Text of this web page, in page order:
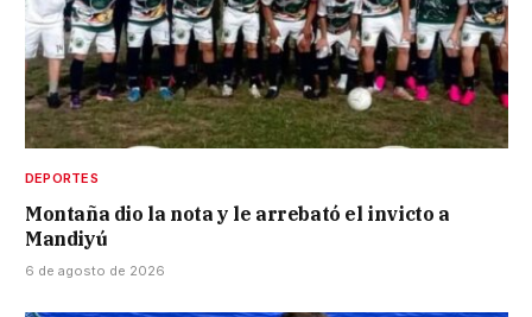
DEPORTES
Montaña dio la nota y le arrebató el invicto a
Mandiyú
6 de agosto de 2026